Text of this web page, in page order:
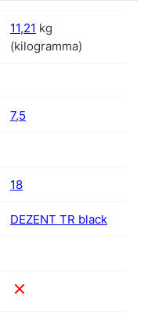
11,21 kg
(kilogramma)
7,5
18
DEZENT TR black